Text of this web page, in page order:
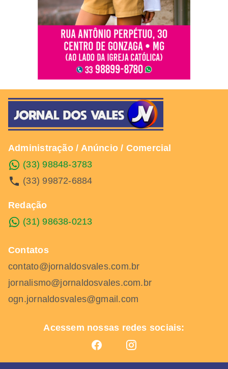
Administração / Anúncio / Comercial
(33) 98848-3783
(33) 99872-6884
Redação
(31) 98638-0213
Contatos
contato@jornaldosvales.com.br
jornalismo@jornaldosvales.com.br
ogn.jornaldosvales@gmail.com
Acessem nossas redes sociais: